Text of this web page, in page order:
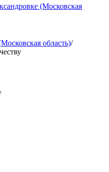
(Московская
область)/